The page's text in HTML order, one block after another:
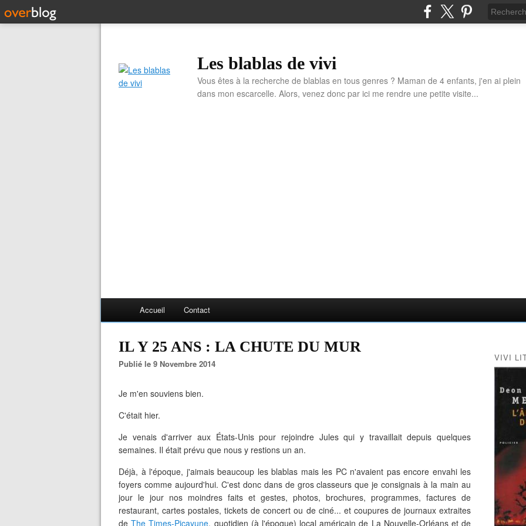
Les blablas de vivi
Vous êtes à la recherche de blablas en tous genres ? Maman de 4 enfants, j'en ai plein
dans mon escarcelle. Alors, venez donc par ici me rendre une petite visite...
Accueil Contact
IL Y 25 ANS : LA CHUTE DU MUR
Publié le 9 Novembre 2014
Je m'en souviens bien.
C'était hier.
Je venais d'arriver aux États-Unis pour rejoindre Jules qui y travaillait depuis quelques
semaines. Il était prévu que nous y restions un an.
Déjà, à l'époque, j'aimais beaucoup les blablas mais les PC n'avaient pas encore envahi les
foyers comme aujourd'hui. C'est donc dans de gros classeurs que je consignais à la main au
jour le jour nos moindres faits et gestes, photos, brochures, programmes, factures de
restaurant, cartes postales, tickets de concert ou de ciné... et coupures de journaux extraites
deThe Times-Picayune, quotidien (à l'époque) local américain de La Nouvelle-Orléans et de
VIVI